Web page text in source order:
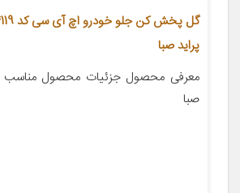
پراید صبا
معرفی محصول جزئیات محصول مناسب
صبا